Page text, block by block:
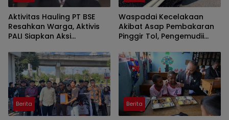
Aktivitas Hauling PT BSE
Resahkan Warga, Aktivis
PALI Siapkan Aksi
Gubernur
Waspadai Kecelakaan
Akibat Asap Pembakaran
Pinggir Tol, Pengemudii
Berita Berita